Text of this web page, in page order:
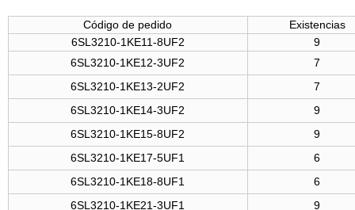
Código de pedido
Existencias
6SL3210-1KE11-8UF2
9
6SL3210-1KE12-3UF2
7
6SL3210-1KE13-2UF2
7
6SL3210-1KE14-3UF2
9
6SL3210-1KE15-8UF2
9
6SL3210-1KE17-5UF1
6
6SL3210-1KE18-8UF1
6
6SL3210-1KE21-3UF1
9